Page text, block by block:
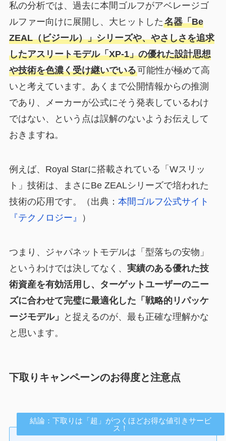
私の分析では、過去に本間ゴルフがアベレージゴ
ルファー向けに展開し、大ヒットした名器「Be
ZEAL（ビジール）」シリーズや、やさしさを追求
したアスリートモデル「XP-1」の優れた設計思想
や技術を色濃く受け継いでいる可能性が極めて高
いと考えています。あくまで公開情報からの推測
であり、メーカーが公式にそう発表しているわけ
ではない、という点は誤解のないようお伝えして
おきますね。
例えば、Royal Starに搭載されている「Wスリッ
ト」技術は、まさにBe ZEALシリーズで培われた
技術の応用です。（出典： 本間ゴルフ公式サイト
『テクノロジー』
）
つまり、ジャパネットモデルは「型落ちの安物」
というわけでは決してなく、 実績のある優れた技
術資産を有効活用し、ターゲットユーザーのニー
ズに合わせて完璧に最適化した「戦略的リパッケ
ージモデル」
と捉えるのが、最も正確な理解かな
と思います。
下取りキャンペーンのお得度と注意点
結論：下取りは「超」がつくほどお得な値引きサービ
ス！